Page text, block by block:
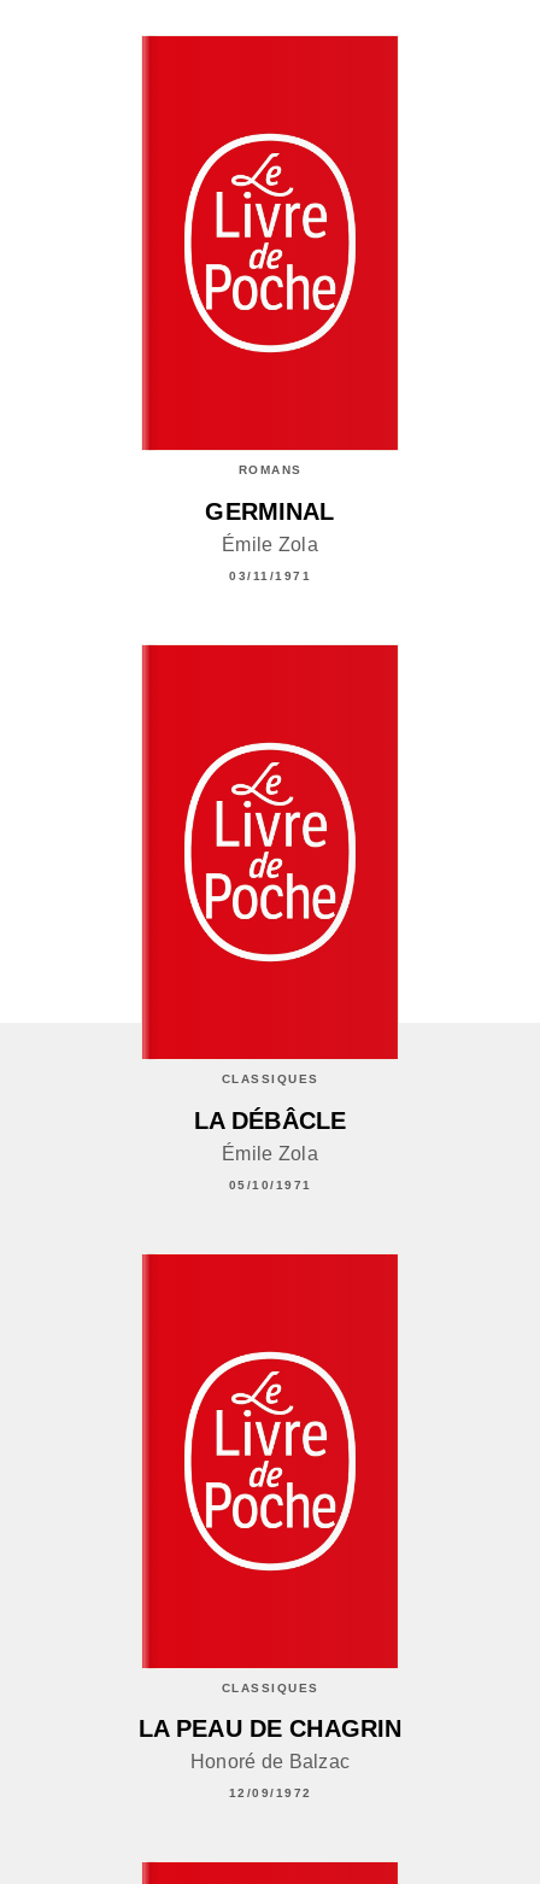
ROMANS
GERMINAL
Émile Zola
03/11/1971
CLASSIQUES
LA DÉBÂCLE
Émile Zola
05/10/1971
CLASSIQUES
LA PEAU DE CHAGRIN
Honoré de Balzac
12/09/1972